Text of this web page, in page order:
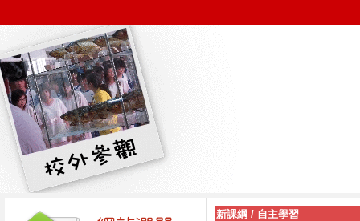
新課綱 / 自主學習